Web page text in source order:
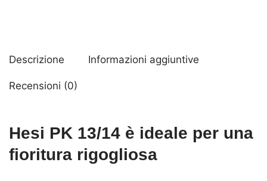
Descrizione Informazioni aggiuntive
Recensioni (0)
Hesi PK 13/14 è ideale per una
fioritura rigogliosa